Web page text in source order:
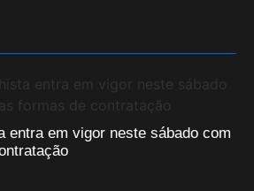
entra em vigor neste sábado com